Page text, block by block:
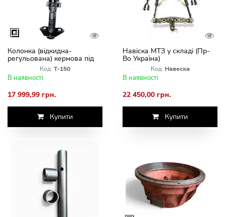
Колонка (відкидна-
регульована) кермова під
насос дозатор Т-150
Код: Т-150
В наявності
17 999,99 грн.
Купити
Навіска МТЗ у складі (Пр-
Во Україна)
Код: Навеска
В наявності
22 450,00 грн.
Купити